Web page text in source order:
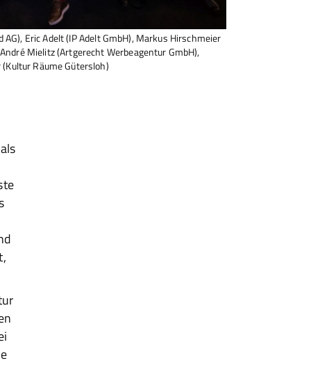
Eric Adelt (IP Adelt GmbH), Markus Hirschmeier
Mielitz (Artgerecht Werbeagentur GmbH),
Räume Gütersloh)